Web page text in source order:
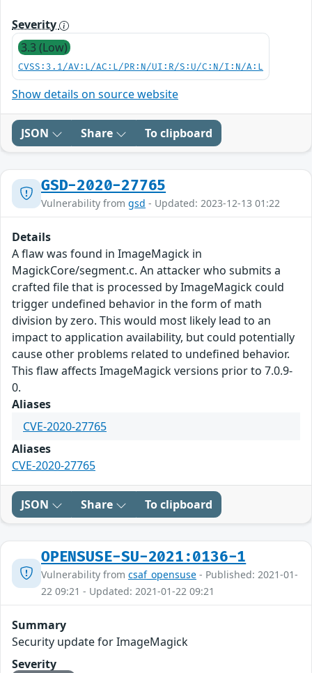
Severity
3.3 (Low)
CVSS:3.1/AV:L/AC:L/PR:N/UI:R/S:U/C:N/I:N/A:L
Show details on source website
JSON Share To clipboard
GSD-2020-27765
Vulnerability from gsd - Updated: 2023-12-13 01:22
Details
A flaw was found in ImageMagick in
MagickCore/segment.c. An attacker who submits a
crafted file that is processed by ImageMagick could
trigger undefined behavior in the form of math
division by zero. This would most likely lead to an
impact to application availability, but could potentially
cause other problems related to undefined behavior.
This flaw affects ImageMagick versions prior to 7.0.9-
0.
Aliases
CVE-2020-27765
Aliases
CVE-2020-27765
JSON Share To clipboard
OPENSUSE-SU-2021:0136-1
Vulnerability from csaf_opensuse - Published: 2021-01-
22 09:21 - Updated: 2021-01-22 09:21
Summary
Security update for ImageMagick
Severity